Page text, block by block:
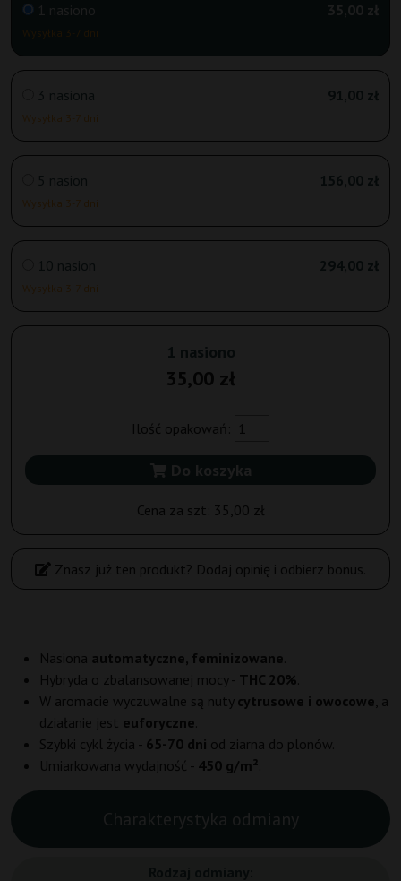
1 nasiono
Wysyłka 3-7 dni
35,00 zł
3 nasiona
Wysyłka 3-7 dni
91,00 zł
5 nasion
Wysyłka 3-7 dni
156,00 zł
10 nasion
Wysyłka 3-7 dni
294,00 zł
1 nasiono
35,00 zł
Ilość opakowań:
Do koszyka
Cena za szt: 35,00 zł
Znasz już ten produkt? Dodaj opinię i odbierz bonus.
Nasiona automatyczne, feminizowane
Hybryda o zbalansowanej mocy - THC 20%
W aromacie wyczuwalne są nuty cytrusowe i owocowe , a
działanie jest euforyczne
Szybki cykl życia - 65-70 dni od ziarna do plonów.
Umiarkowana wydajność - 450 g/m²
Charakterystyka odmiany